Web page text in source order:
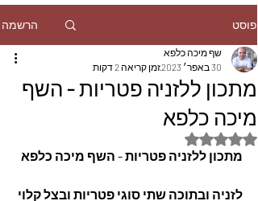
פוסט הרשמה
מתכון ללזניה פטריות - השף
מיכה כלפא
שף מיכה כלפא
30 באפר׳ 2023
זמן קריאה 2 דקות
דירוג של NaN מתוך 5 כוכבים
מתכון ללזניה פטריות - השף מיכה כלפא
לזניה ובתוכה שתי סוגי פטריות ובצל קלוי